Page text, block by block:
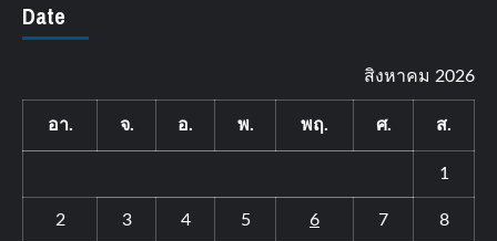
Date
สิงหาคม 2026
อา. จ. อ. พ. พฤ. ศ. ส.
1
2 3 4 5 6 7 8